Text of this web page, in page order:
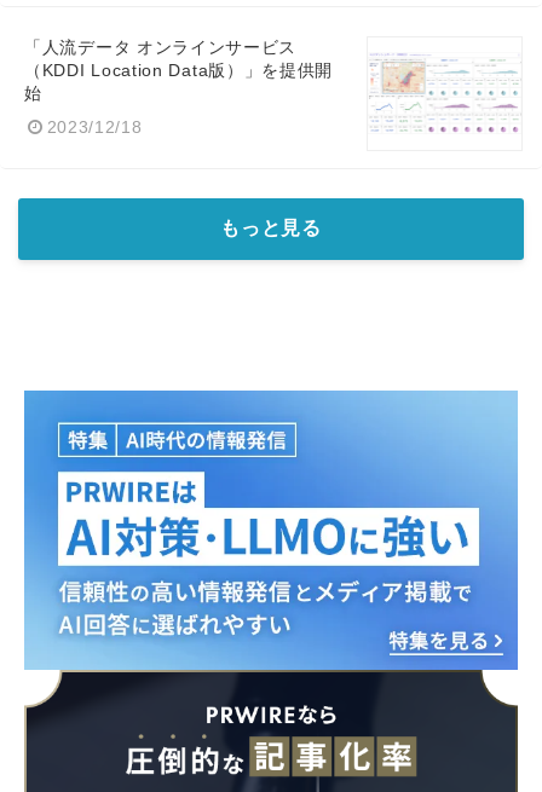
「人流データ オンラインサービス
（KDDI Location Data版）」を提供開
始
2023/12/18
もっと見る